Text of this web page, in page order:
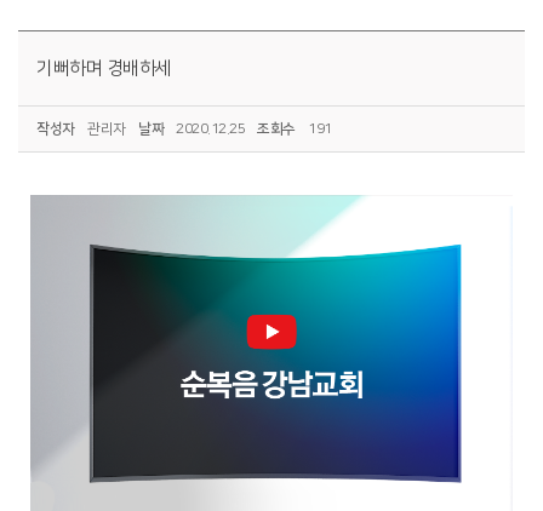
기뻐하며 경배하세
작성자 관리자 날짜 2020.12.25 조회수 191